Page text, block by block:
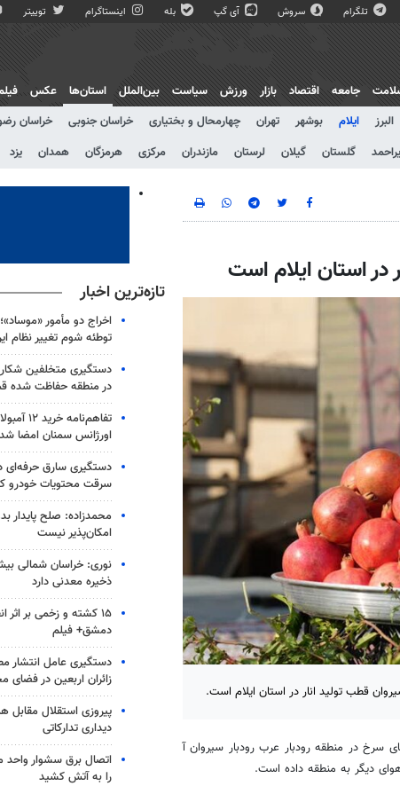
تلگرام سروش آی گپ بله اینستاگرام توییتر
جامعه اقتصاد بازار ورزش سیاست بین‌الملل
استان‌ها
البرز ایلام بوشهر تهران چهارمحال و بختیاری خراسان جنوبی خراسان
گلستان گیلان لرستان مازندران مرکزی هرمزگان همدان یزد
عکس
در استان ایلام است
قطب تولید انار در استان ایلام است.
سرخ در منطقه رودبار عرب رودبار سیروانآ
دیگر به منطقه داده است.
تازه‌ترین اخبار
اخراج دو مأمور
توطئه شوم تغییر نظام
دستگیری متخلفین
در منطقه حفاظت شده
تفاهم‌نامه
اورژانس سمنان امضا شد
سرقت محتویات
محمدزاده: صلح پایدار
امکان‌پذیر نیست
نوری: خراسان شمالی
ذخیره معدنی دارد
۱۵ کشته و زخمی بر اثر
دمشق+ فیلم
دستگیری عامل انتشار
زائران اربعین در فضای
پیروزی استقلال مقابل
دیداری تدارکاتی
اتصال برق سشوار واحد
را به آتش کشید